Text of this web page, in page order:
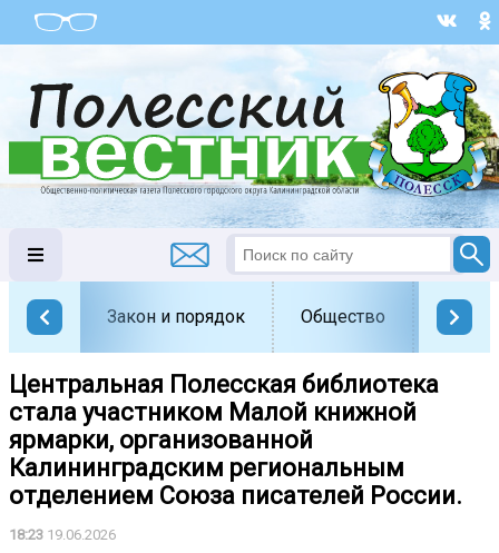
Закон и порядок Общество
Центральная Полесская библиотека
стала участником Малой книжной
ярмарки, организованной
Калининградским региональным
отделением Союза писателей России.
18:23 19.06.2026